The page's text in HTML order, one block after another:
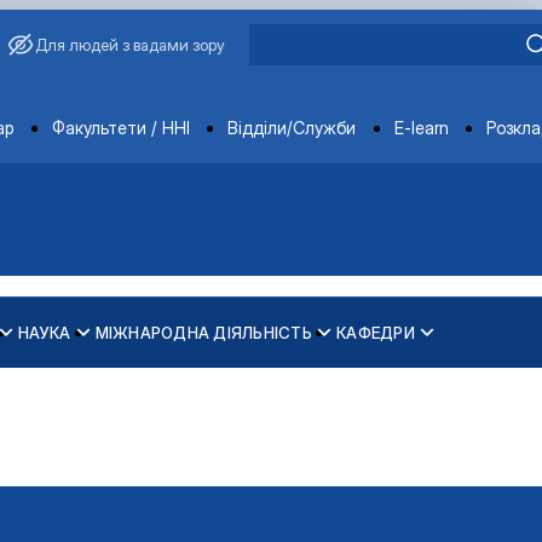
Для людей з вадами зору
Факультети / ННІ Відділи/Служби E-learn
НАУКА МІЖНАРОДНА ДІЯЛЬНІСТЬ
рівності у …
КАФЕДРИ